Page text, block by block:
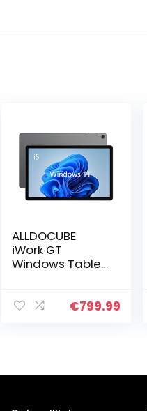
ALLDOCUBE
iWork GT
Windows Tablet,
Zoll 2000×1200
€799.99